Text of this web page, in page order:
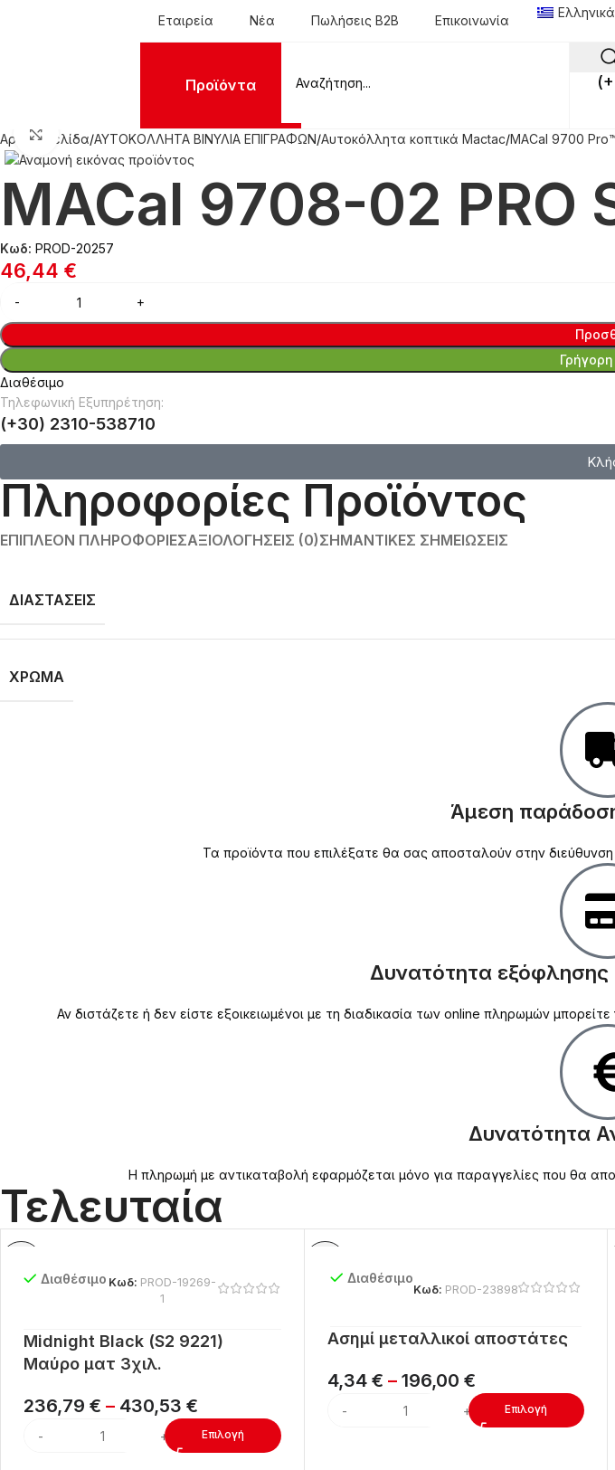
Εταιρεία Νέα Πωλήσεις B2B Επικοινωνία
Ελληνικά
Προϊόντα
Αρχική σελίδα ΑΥΤΟΚΟΛΛΗΤΑ ΒΙΝΥΛΙΑ ΕΠΙΓΡΑΦΩΝ Αυτοκόλλητα κοπτικά Mactac MACal 9700
Click to enlarge
MACal 9708-02 PRO
Κωδ: PROD-20257
46,44 €
Διαθέσιμο
Τηλεφωνική Εξυπηρέτηση:
(+30) 2310-538710
Πληροφορίες Προϊόντος
ΕΠΙΠΛΈΟΝ ΠΛΗΡΟΦΟΡΊΕΣΑΞΙΟΛΟΓΉΣΕΙΣ (0)ΣΗΜΑΝΤΙΚΈΣ ΣΗΜΕΙΏΣΕΙΣ
ΔΙΑΣΤΆΣΕΙΣ
ΧΡΏΜΑ
Άμεση
Τα προϊόντα που επιλέξατε θα σας αποσταλούν στην
Δυνατότητα εξόφλησης
Αν διστάζετε ή δεν είστε εξοικειωμένοι με τη διαδικασία των online πληρωμών
Δυνατότητα
Η πληρωμή με αντικαταβολή εφαρμόζεται μόνο για παραγγελίες που θα
Τελευταία
Διαθέσιμο Κωδ: PROD-19269-
1
Midnight Black (S2 9221)
Μαύρο ματ 3χιλ.
236,79 € – 430,53 €
Επιλογή
Διαθέσιμο
Κωδ: PROD-23898
Ασημί μεταλλικοί αποστάτες
4,34 € – 196,00 €
Επιλογή